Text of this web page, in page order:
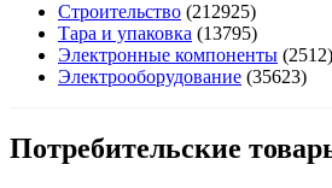
Строительство (212925)
Тара и упаковка (13795)
Электронные компоненты (2512)
Электрооборудование (35623)
Потребительские